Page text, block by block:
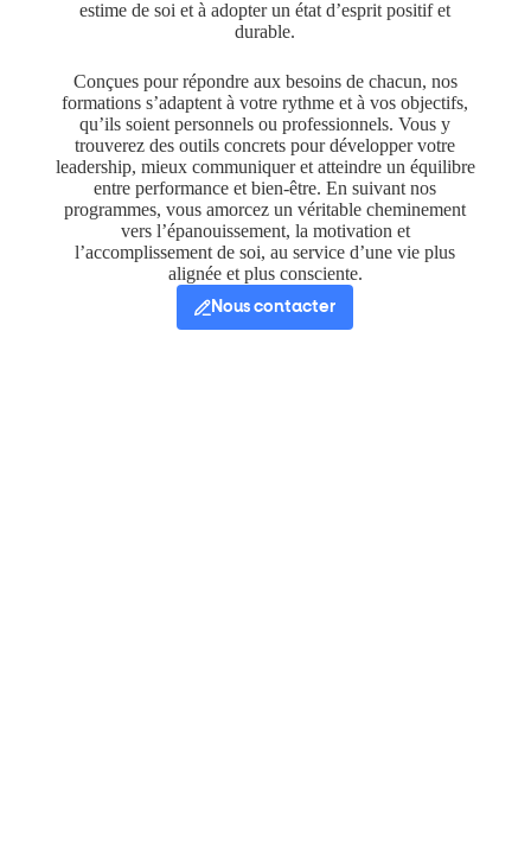
estime de soi et à adopter un état d’esprit positif et
durable.
Conçues pour répondre aux besoins de chacun, nos
formations s’adaptent à votre rythme et à vos objectifs,
qu’ils soient personnels ou professionnels. Vous y
trouverez des outils concrets pour développer votre
leadership, mieux communiquer et atteindre un équilibre
entre performance et bien-être. En suivant nos
programmes, vous amorcez un véritable cheminement
vers l’épanouissement, la motivation et
l’accomplissement de soi, au service d’une vie plus
alignée et plus consciente.
Nous contacter